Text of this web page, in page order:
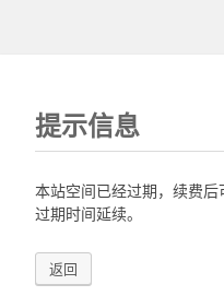
提示信息
本站空间已经过期，续费
过期时间延续。
返回